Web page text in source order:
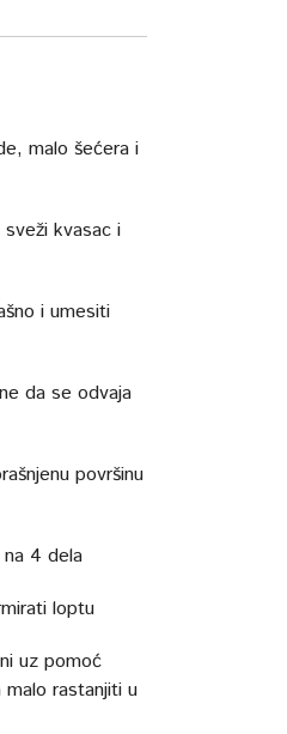
malo šećera i
kvasac i
i umesiti
da se odvaja
površinu
4 dela
loptu
uz pomoć
rastanjiti u